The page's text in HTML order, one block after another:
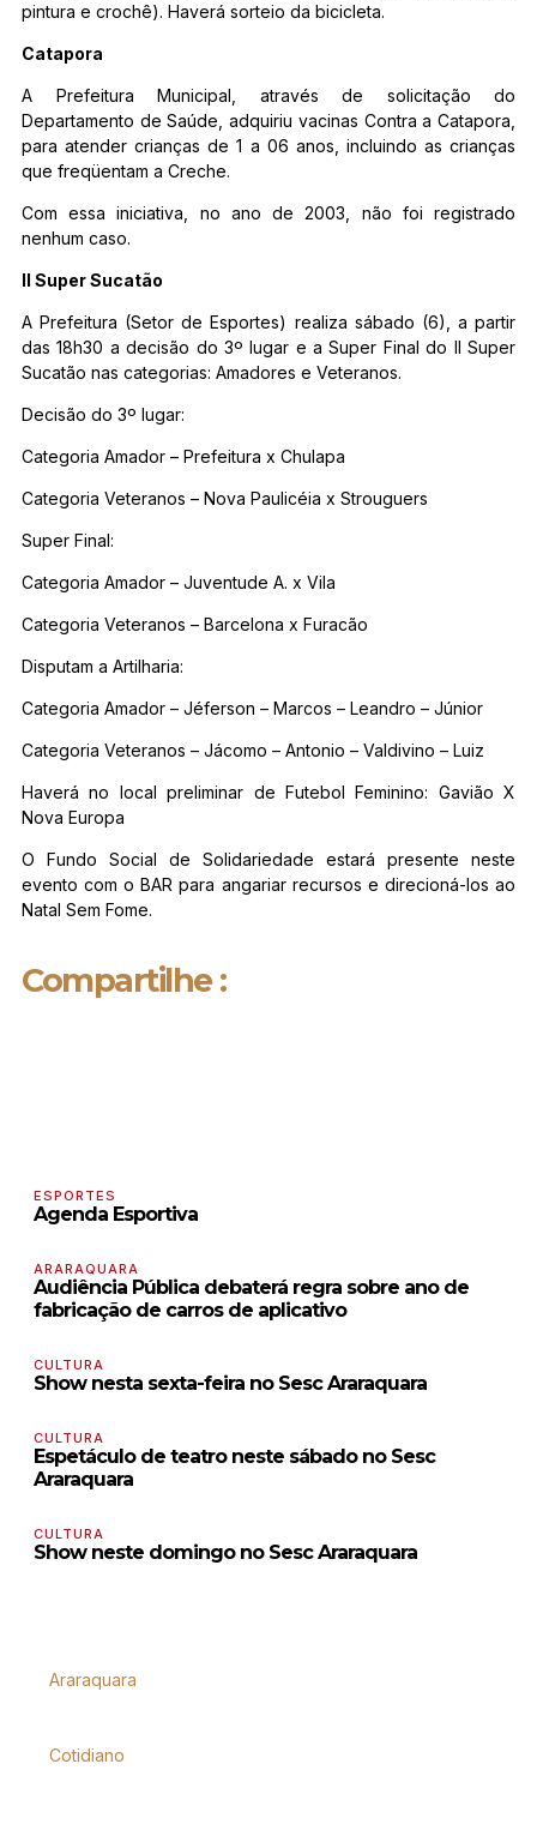
pintura e crochê). Haverá sorteio da bicicleta.
Catapora
A Prefeitura Municipal, através de solicitação do
Departamento de Saúde, adquiriu vacinas Contra a Catapora,
para atender crianças de 1 a 06 anos, incluindo as crianças
que freqüentam a Creche.
Com essa iniciativa, no ano de 2003, não foi registrado
nenhum caso.
II Super Sucatão
A Prefeitura (Setor de Esportes) realiza sábado (6), a partir
das 18h30 a decisão do 3º lugar e a Super Final do II Super
Sucatão nas categorias: Amadores e Veteranos.
Decisão do 3º lugar:
Categoria Amador – Prefeitura x Chulapa
Categoria Veteranos – Nova Paulicéia x Strouguers
Super Final:
Categoria Amador – Juventude A. x Vila
Categoria Veteranos – Barcelona x Furacão
Disputam a Artilharia:
Categoria Amador – Jéferson – Marcos – Leandro – Júnior
Categoria Veteranos – Jácomo – Antonio – Valdivino – Luiz
Haverá no local preliminar de Futebol Feminino: Gavião X
Nova Europa
O Fundo Social de Solidariedade estará presente neste
evento com o BAR para angariar recursos e direcioná-los ao
Natal Sem Fome.
Compartilhe :
ESPORTES
Agenda Esportiva
ARARAQUARA
Audiência Pública debaterá regra sobre ano de
fabricação de carros de aplicativo
CULTURA
Show nesta sexta-feira no Sesc Araraquara
CULTURA
Espetáculo de teatro neste sábado no Sesc
Araraquara
CULTURA
Show neste domingo no Sesc Araraquara
Araraquara
Cotidiano